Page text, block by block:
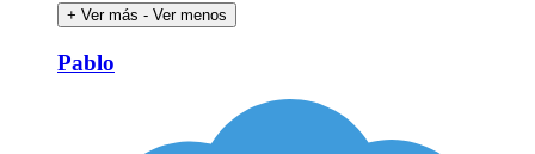
+ Ver más - Ver menos
Pablo